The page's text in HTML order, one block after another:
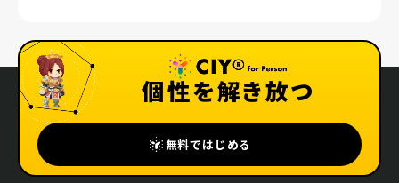
個性を解き放つ
無料ではじめる